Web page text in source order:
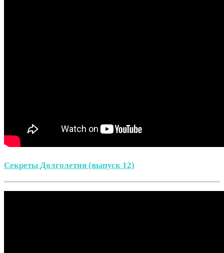
Секреты Долголетия (выпуск 12)